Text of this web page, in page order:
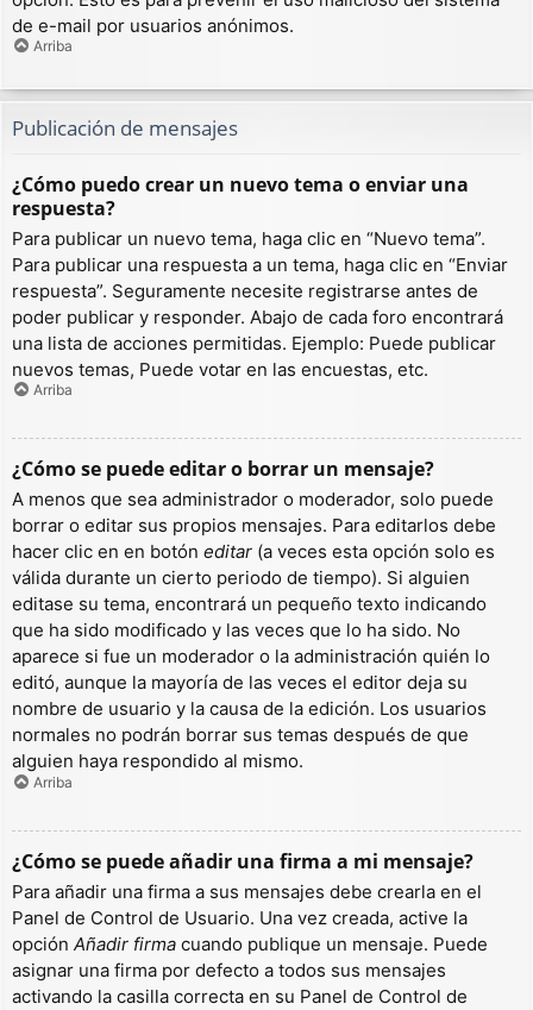
de e-mail por usuarios anónimos.
Arriba
Publicación de mensajes
¿Cómo puedo crear un nuevo tema o enviar una
respuesta?
Para publicar un nuevo tema, haga clic en “Nuevo tema”.
Para publicar una respuesta a un tema, haga clic en “Enviar
respuesta”. Seguramente necesite registrarse antes de
poder publicar y responder. Abajo de cada foro encontrará
una lista de acciones permitidas. Ejemplo: Puede publicar
nuevos temas, Puede votar en las encuestas, etc.
Arriba
¿Cómo se puede editar o borrar un mensaje?
A menos que sea administrador o moderador, solo puede
borrar o editar sus propios mensajes. Para editarlos debe
hacer clic en en botón editar (a veces esta opción solo es
válida durante un cierto periodo de tiempo). Si alguien
editase su tema, encontrará un pequeño texto indicando
que ha sido modificado y las veces que lo ha sido. No
aparece si fue un moderador o la administración quién lo
editó, aunque la mayoría de las veces el editor deja su
nombre de usuario y la causa de la edición. Los usuarios
normales no podrán borrar sus temas después de que
alguien haya respondido al mismo.
Arriba
¿Cómo se puede añadir una firma a mi mensaje?
Para añadir una firma a sus mensajes debe crearla en el
Panel de Control de Usuario. Una vez creada, active la
opción Añadir firma cuando publique un mensaje. Puede
asignar una firma por defecto a todos sus mensajes
activando la casilla correcta en su Panel de Control de